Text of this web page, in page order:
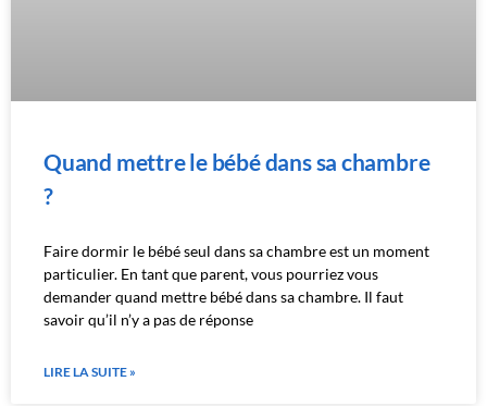
Quand mettre le bébé dans sa chambre
?
Faire dormir le bébé seul dans sa chambre est un moment
particulier. En tant que parent, vous pourriez vous
demander quand mettre bébé dans sa chambre. Il faut
savoir qu’il n’y a pas de réponse
LIRE LA SUITE »